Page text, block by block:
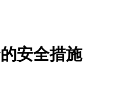
安全措施